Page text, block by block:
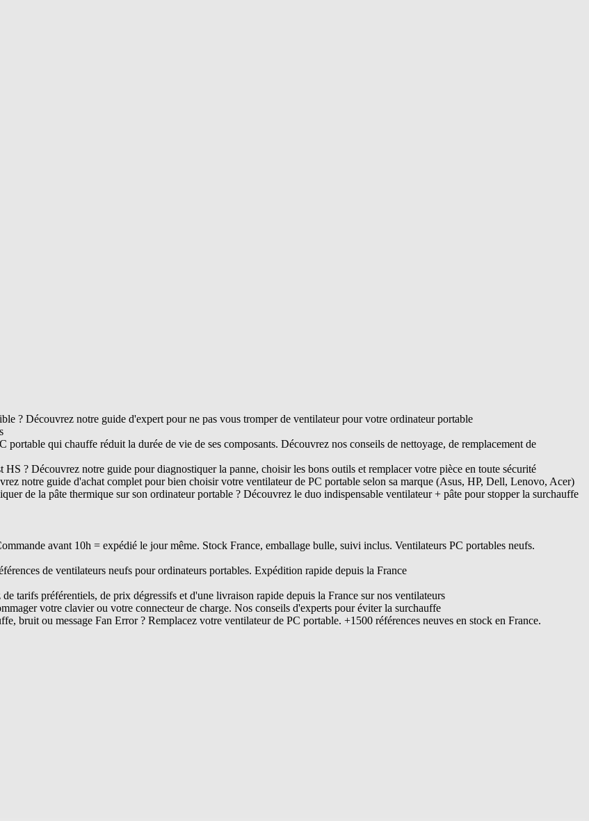
? Découvrez notre guide d'expert pour ne pas vous tromper de ventilateur pour votre ordinateur portable
portable qui chauffe réduit la durée de vie de ses composants. Découvrez nos conseils de nettoyage, de remplacement de
? Découvrez notre guide pour diagnostiquer la panne, choisir les bons outils et remplacer votre pièce en toute sécurité
notre guide d'achat complet pour bien choisir votre ventilateur de PC portable selon sa marque (Asus, HP, Dell, Lenovo, Acer)
de la pâte thermique sur son ordinateur portable ? Découvrez le duo indispensable ventilateur + pâte pour stopper la surchauffe
avant 10h = expédié le jour même. Stock France, emballage bulle, suivi inclus. Ventilateurs PC portables neufs.
de ventilateurs neufs pour ordinateurs portables. Expédition rapide depuis la France
tarifs préférentiels, de prix dégressifs et d'une livraison rapide depuis la France sur nos ventilateurs
votre clavier ou votre connecteur de charge. Nos conseils d'experts pour éviter la surchauffe
bruit ou message Fan Error ? Remplacez votre ventilateur de PC portable. +1500 références neuves en stock en France.